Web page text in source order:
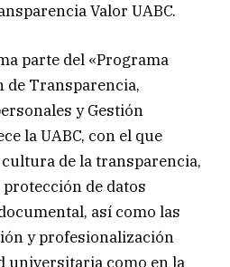
Valor UABC.
parte del «Programa
de Transparencia,
y Gestión
la UABC, con el que
de la transparencia,
de datos
así como las
y profesionalización
universitaria como en la